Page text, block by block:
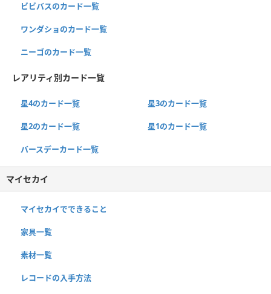
ビビバスのカード一覧
ワンダショのカード一覧
ニーゴのカード一覧
レアリティ別カード一覧
星4のカード一覧 星3のカード一覧
星2のカード一覧 星1のカード一覧
バースデーカード一覧
マイセカイ
マイセカイでできること
家具一覧
素材一覧
レコードの入手方法